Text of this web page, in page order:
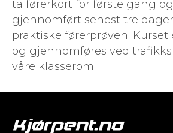
ta førerkort for første gang
gjennomført senest tre
praktiske førerprøven.
og gjennomføres ved
våre klasserom.